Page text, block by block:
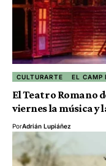
CULTURARTE EL CAMP
El Teatro Romano
viernes la música y
PorAdrián Lupiáñez